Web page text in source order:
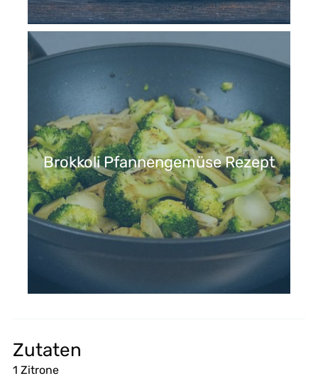
Brokkoli Pfannengemüse Rezept
Zutaten
1 Zitrone